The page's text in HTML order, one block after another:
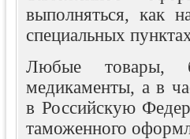
выполняться, как
специальных
Любые товары,
медикаменты, а в
в Российскую
таможенного